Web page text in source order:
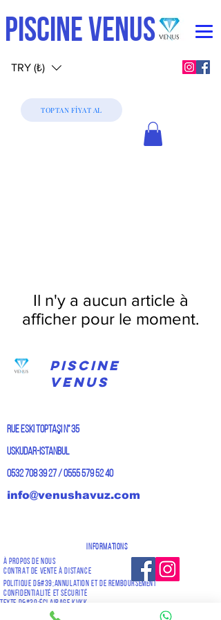
PISCINE VENUS
TRY (₺)
TOPTAN FİYAT AL
Il n'y a aucun article à
afficher pour le moment.
PISCINE
VENUS
Rue Eski Toptaşı n° 35
Uskudar-Istanbul
0532 708 39 27/0555 579 52 40
info@venushavuz.com
Informations
à propos de nous
Contrat de vente à distance
Politique d&#39;annulation et de remboursement
Confidentialité et sécurité
Texte d&#39;éclairage KVKK